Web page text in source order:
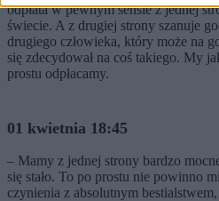
odpłata w pewnym sensie z jednej
świecie. A z drugiej strony szanuje
drugiego człowieka, który może na
się zdecydował na coś takiego. My
prostu odpłacamy.
01 kwietnia 18:45
– Mamy z jednej strony bardzo
się stało. To po prostu nie powinno
czynienia z absolutnym